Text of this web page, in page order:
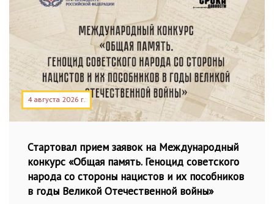
4 августа 2026 г.
Стартовал прием заявок на Международный
конкурс «Общая память. Геноцид советского
народа со стороны нацистов и их пособников
в годы Великой Отечественной войны»